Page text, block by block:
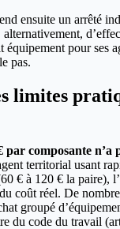
ensuite un arrêté
équipement pour ses
pas.
limites
composante n’a
territorial usant
€ à 120 € la paire),
coût réel. De
groupé
du code du travail